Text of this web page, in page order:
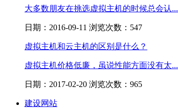
大多数朋友在挑选虚拟主机的时候总会认...
日期：2016-09-11 浏览次数：547
虚拟主机和云主机的区别是什么？
虚拟主机价格低廉，虽说性能方面没有太...
日期：2017-02-20 浏览次数：965
建设网站